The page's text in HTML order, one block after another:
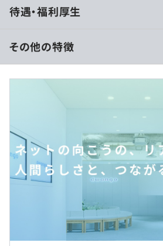
があります。ニコニコ事業では動
基盤や決済基盤、映像配信基盤、
ステムも多く存在してます。
教育事業はN高等学校で利用されて
英語や数学だけでなくドワンゴエ
でプログラミングも学ぶことができ
さらに、これらのシステムには共通
ド、フロントエンド、iOS や
アプリケーションまでと技術領域は
にも、AI・機械学習に関わる研究
入、製品化をしている部署もありま
業務としてこれらの幅広いプロダク
築、運用に至るまで携わっていただ
待遇・福利厚生
月給25万～56万円
別途残業代支給（みなし残業なし）
（※ 想定年収は年収提示額を保証する
フレックスタイム制（標準労働：8
※専門型裁量労働制（1日8時間のみ
その他の特徴